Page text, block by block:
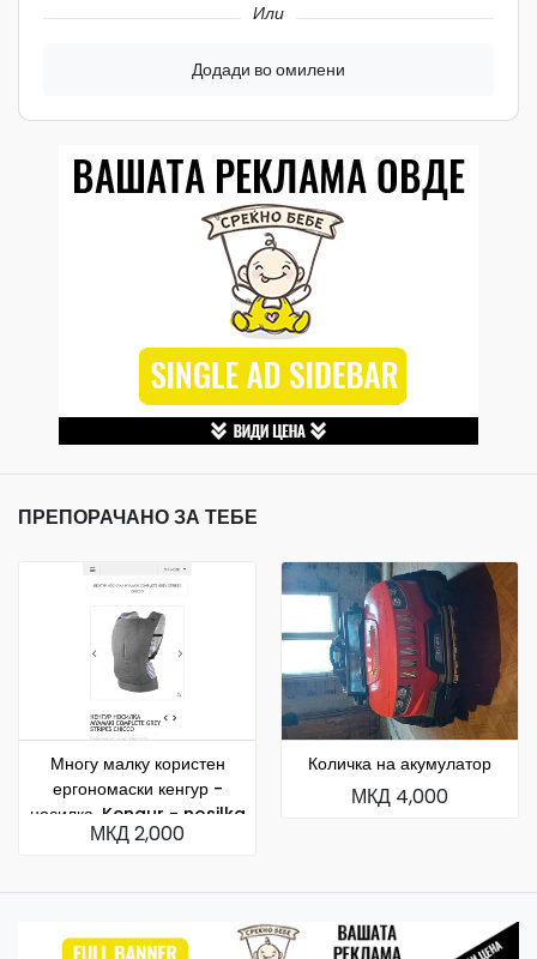
Или
Додади во омилени
ПРЕПОРАЧАНО ЗА ТЕБЕ
Многу малку користен
ергономаски кенгур -
носилка. Kengur - nosilka
МКД 2,000
Количка на акумулатор
МКД 4,000